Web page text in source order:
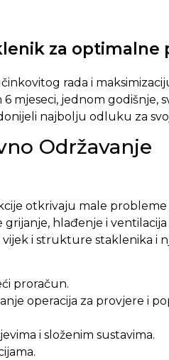
za optimalne
rada i
mjeseci, jednom godišnje,
najbolju odluku za
Održavanje
otkrivaju male
grijanje, hlađenje i
i strukture staklenika i
proračun.
operacija za provjere i
i složenim sustavima.